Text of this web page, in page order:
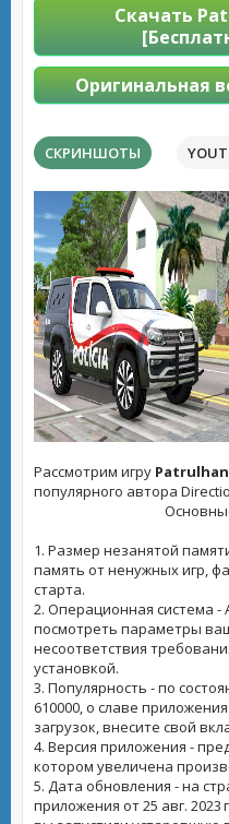
Скачать
Оригинальная
СКРИНШОТЫ
Рассмотрим игру
популярного автора
1. Размер незанятой
память от ненужных игр,
старта.
2. Операционная система -
посмотреть параметры
несоответствия
установкой.
3. Популярность - по
610000, о славе
загрузок, внесите свой
4. Версия приложения -
котором увеличена
5. Дата обновления - на
приложения от 25 авг. 2023